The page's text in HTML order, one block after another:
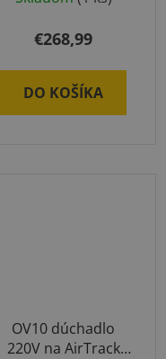
€268,99
DO KOŠÍKA
OV10 dúchadlo
220V na AirTrack